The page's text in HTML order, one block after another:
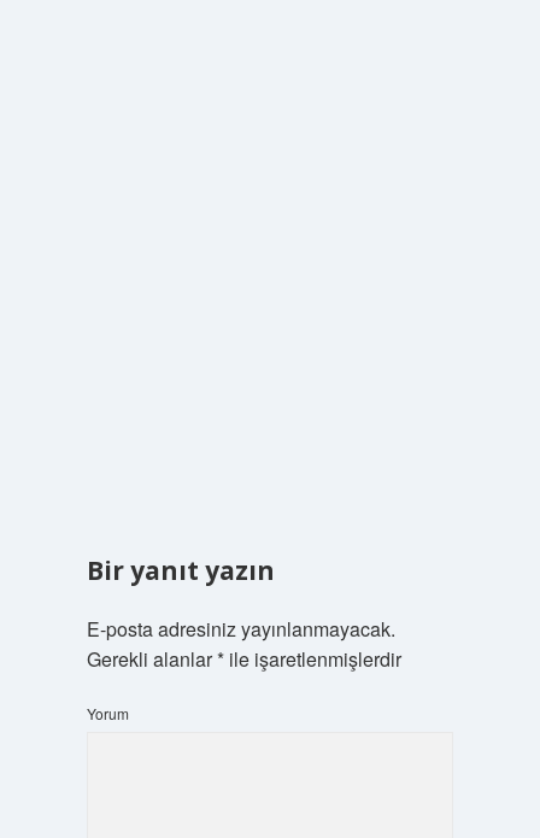
Bir yanıt yazın
E-posta adresiniz yayınlanmayacak.
Gerekli alanlar*ile işaretlenmişlerdir
Yorum